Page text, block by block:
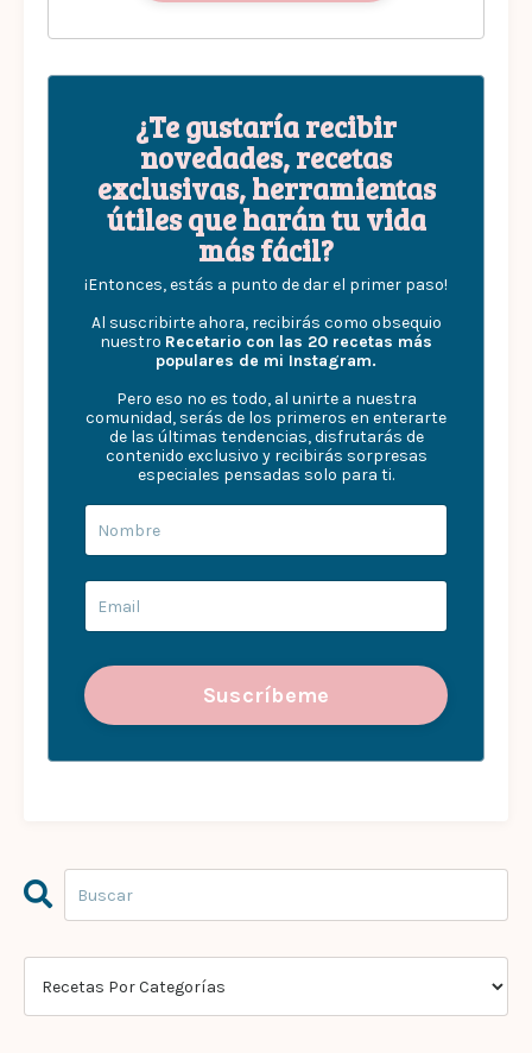
¿Te gustaría recibir
novedades, recetas
exclusivas, herramientas
útiles que harán tu vida
más fácil?
¡Entonces, estás a punto de dar el primer paso!
Al suscribirte ahora, recibirás como obsequio
nuestro Recetario con las 20 recetas más
populares de mi Instagram.
Pero eso no es todo, al unirte a nuestra
comunidad, serás de los primeros en enterarte
de las últimas tendencias, disfrutarás de
contenido exclusivo y recibirás sorpresas
especiales pensadas solo para ti.